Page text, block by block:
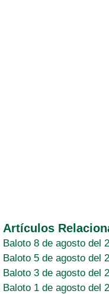
Artículos
Baloto 8 de agosto del
Baloto 5 de agosto del
Baloto 3 de agosto del
Baloto 1 de agosto del